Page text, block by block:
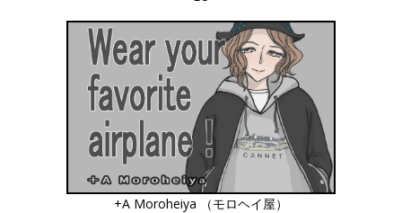
+A Moroheiya （モロヘイ屋）